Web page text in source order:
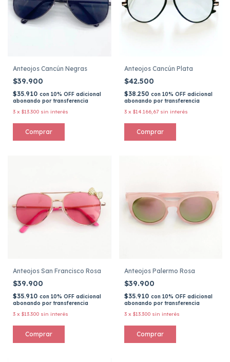
Anteojos Cancún Negras
$39.900
$35.910 con 10% OFF adicional
abonando por transferencia
3 x $13.300 sin interés
Anteojos Cancún Plata
$42.500
$38.250 con 10% OFF adicional
abonando por transferencia
3 x $14.166,67 sin interés
Anteojos San Francisco Rosa
$39.900
$35.910 con 10% OFF adicional
abonando por transferencia
3 x $13.300 sin interés
Anteojos Palermo Rosa
$39.900
$35.910 con 10% OFF adicional
abonando por transferencia
3 x $13.300 sin interés